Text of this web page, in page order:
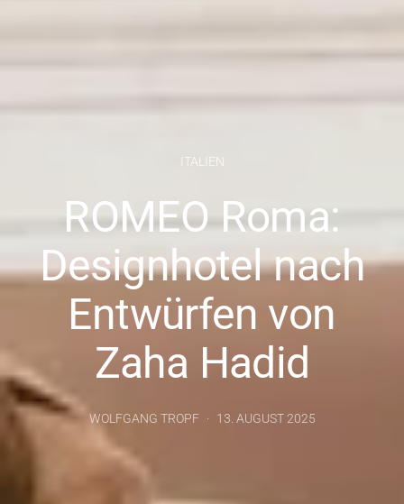
ITALIEN
ROMEO Roma:
Designhotel nach
Entwürfen von
Zaha Hadid
WOLFGANG TROPF 13. AUGUST 2025